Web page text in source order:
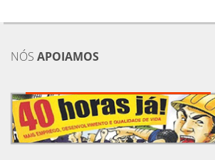
NÓS APOIAMOS